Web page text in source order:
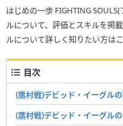
はじめの一歩 FIGHTING
ルについて、評価とスキルを掲
ルについて詳しく知りたい方は
目次
(鷹村戦)デビッド・イーグル
(鷹村戦)デビッド・イーグル